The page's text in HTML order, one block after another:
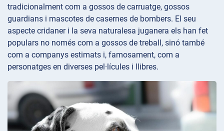
tradicionalment com a gossos de carruatge, gossos
guardians i mascotes de casernes de bombers. El seu
aspecte cridaner i la seva naturalesa juganera els han fet
populars no només com a gossos de treball, sinó també
com a companys estimats i, famosament, com a
personatges en diverses pel·lícules i llibres.